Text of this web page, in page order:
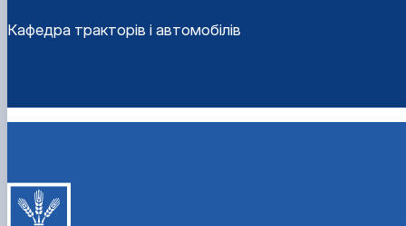
Кафедра тракторів і автомобілів